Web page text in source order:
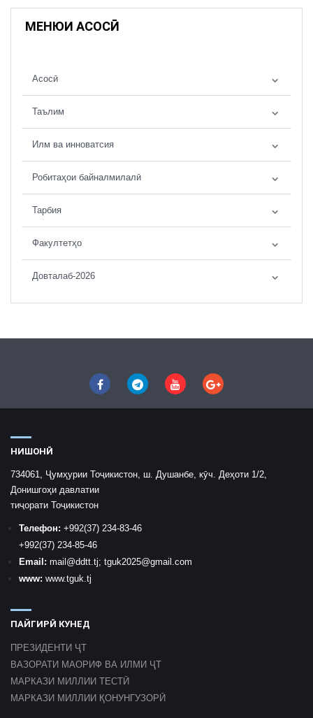
МЕНЮИ АСОСӢ
Асосӣ
Таълим
Илм ва инноватсия
Робитаҳои байналмилалӣ
Тарбия
Факултетҳо
Довталаб-2026
НИШОНӢ
734061, Ҷумҳурии Тоҷикистон, ш. Душанбе, кӯч. Деҳоти 1/2,
Донишгоҳи давлатии
тиҷорати Тоҷикистон
Телефон: +992(37) 234-83-46
+992(37) 234-85-46
Email: mail @ddtt.tj; tguk2025@gmail.com
www: www.tguk.tj
ПАЙГИРӢ КУНЕД
ПРЕЗИДЕНТИ ҶТ
ВАЗОРАТИ МАОРИФ ВА ИЛМИ ҶТ
МАРКАЗИ МИЛЛИИ ТЕСТӢ
МАРКАЗИ МИЛЛИИ ҚОНУНГУЗОРӢ